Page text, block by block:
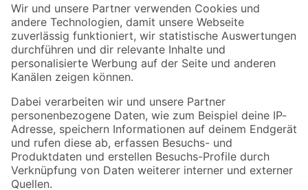
Der toom Newsletter: Keine Angebote und Aktionen mehr verpassen!
Zur Newsletter Anmeldung
Folge uns
Zahlungsarten Versandarten